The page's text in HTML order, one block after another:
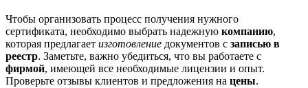
Чтобы организовать процесс получения нужного
сертификата, необходимо выбрать надежную компанию,
которая предлагает изготовление документов с записью в
реестр. Заметьте, важно убедиться, что вы работаете с
фирмой, имеющей все необходимые лицензии и опыт.
Проверьте отзывы клиентов и предложения на цены.